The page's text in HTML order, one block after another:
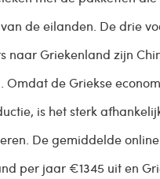
de eilanden. De drie
naar Griekenland zijn
Omdat de Griekse
is het sterk
De gemiddelde
per jaar €1345 uit en